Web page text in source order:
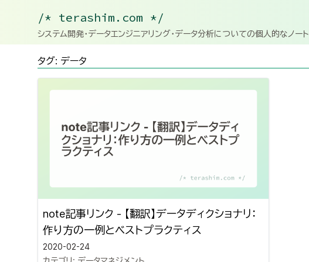
/* terashim.com */
システム開発・データエンジニアリング・データ分析についての個人的なノート
タグ: データ
note記事リンク - 【翻訳】データディクショナリ：
作り方の一例とベストプラクティス
2020-02-24